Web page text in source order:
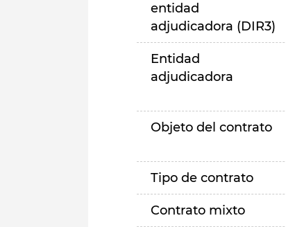
entidad
adjudicadora (DIR3)
Entidad
adjudicadora
Objeto del contrato
Tipo de contrato
Contrato mixto